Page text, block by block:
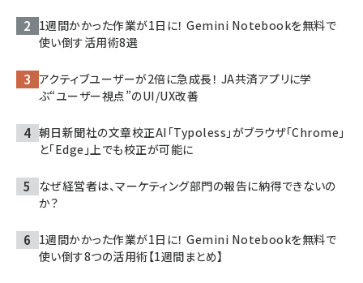
1週間かかった作業が1日に！ Gemini Notebookを無料で
使い倒す活用術8選
アクティブユーザーが2倍に急成長！ JA共済アプリに学
ぶ“ユーザー視点”のUI/UX改善
朝日新聞社の文章校正AI「Typoless」がブラウザ「Chrome」
と「Edge」上でも校正が可能に
なぜ経営者は、マーケティング部門の報告に納得できないの
か？
1週間かかった作業が1日に！ Gemini Notebookを無料で
使い倒す8つの活用術【1週間まとめ】